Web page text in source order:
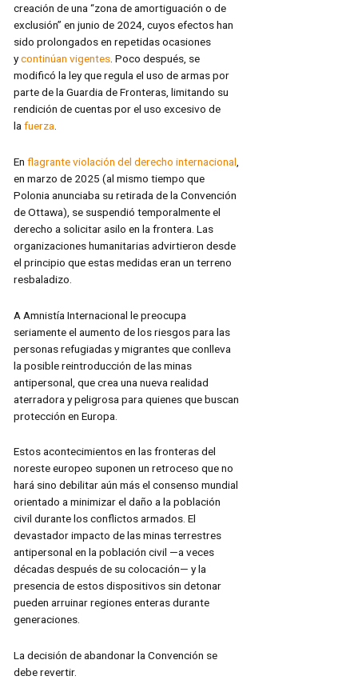
creación de una “zona de amortiguación o de
exclusión” en junio de 2024, cuyos efectos han
sido prolongados en repetidas ocasiones
ycontinúan vigentes . Poco después, se
modificó la ley que regula el uso de armas por
parte de la Guardia de Fronteras, limitando su
rendición de cuentas por el uso excesivo de
lafuerza
Enflagrante violación del derecho internacional
en marzo de 2025 (al mismo tiempo que
Polonia anunciaba su retirada de la Convención
de Ottawa), se suspendió temporalmente el
derecho a solicitar asilo en la frontera. Las
organizaciones humanitarias advirtieron desde
el principio que estas medidas eran un terreno
resbaladizo.
A Amnistía Internacional le preocupa
seriamente el aumento de los riesgos para las
personas refugiadas y migrantes que conlleva
la posible reintroducción de las minas
antipersonal, que crea una nueva realidad
aterradora y peligrosa para quienes que buscan
protección en Europa.
Estos acontecimientos en las fronteras del
noreste europeo suponen un retroceso que no
hará sino debilitar aún más el consenso mundial
orientado a minimizar el daño a la población
civil durante los conflictos armados. El
devastador impacto de las minas terrestres
antipersonal en la población civil —a veces
décadas después de su colocación— y la
presencia de estos dispositivos sin detonar
pueden arruinar regiones enteras durante
generaciones.
La decisión de abandonar la Convención se
debe revertir.